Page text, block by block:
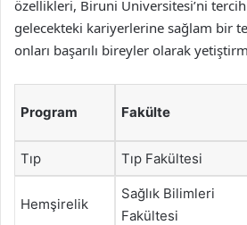
özellikleri, Biruni Üniversitesi’ni
gelecekteki kariyerlerine sağlam bir
onları başarılı bireyler olarak
Program Fakülte
Tıp Tıp Fakültesi
Hemşirelik
Sağlık Bilimleri
Fakültesi